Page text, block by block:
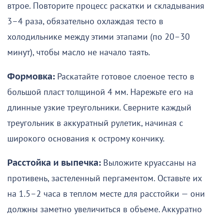
втрое. Повторите процесс раскатки и складывания
3–4 раза, обязательно охлаждая тесто в
холодильнике между этими этапами (по 20–30
минут), чтобы масло не начало таять.
Формовка: Раскатайте готовое слоеное тесто в
большой пласт толщиной 4 мм. Нарежьте его на
длинные узкие треугольники. Сверните каждый
треугольник в аккуратный рулетик, начиная с
широкого основания к острому кончику.
Расстойка и выпечка: Выложите круассаны на
противень, застеленный пергаментом. Оставьте их
на 1.5–2 часа в теплом месте для расстойки — они
должны заметно увеличиться в объеме. Аккуратно